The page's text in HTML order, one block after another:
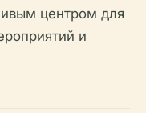
центром для
и